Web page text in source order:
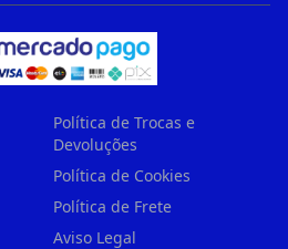
Política de Trocas e
Devoluções
Política de Cookies
Política de Frete
Aviso Legal